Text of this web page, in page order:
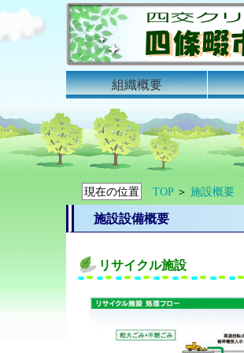
組織概要
現在の位置 TOP＞ 施設概要
施設設備概要
リサイクル施設